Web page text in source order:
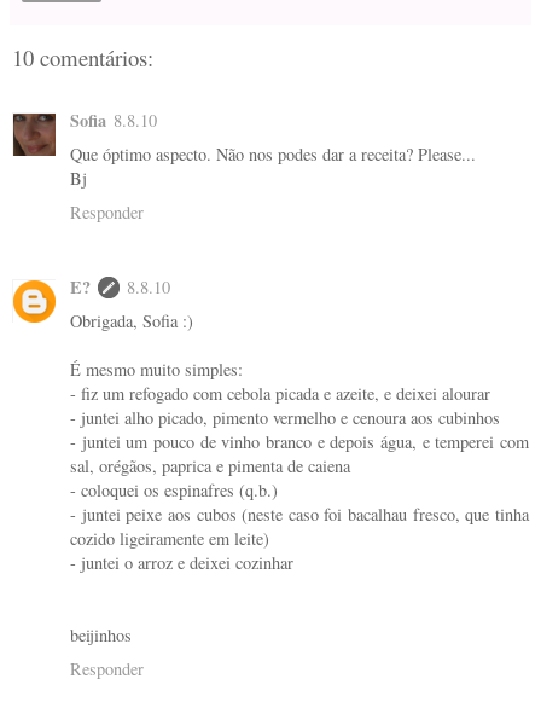
10 comentários:
Sofia 8.8.10
Que óptimo aspecto. Não nos podes dar a receita? Please...
Bj
Responder
E?
8.8.10
Obrigada, Sofia :)
É mesmo muito simples:
- fiz um refogado com cebola picada e azeite, e deixei alourar
- juntei alho picado, pimento vermelho e cenoura aos cubinhos
- juntei um pouco de vinho branco e depois água, e temperei com
sal, orégãos, paprica e pimenta de caiena
- coloquei os espinafres (q.b.)
- juntei peixe aos cubos (neste caso foi bacalhau fresco, que tinha
cozido ligeiramente em leite)
- juntei o arroz e deixei cozinhar
beijinhos
Responder